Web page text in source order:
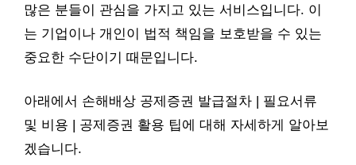
많은 분들이 관심을 가지고 있는 서비스입니다. 이
는 기업이나 개인이 법적 책임을 보호받을 수 있는
중요한 수단이기 때문입니다.
아래에서 손해배상 공제증권 발급절차 | 필요서류
및 비용 | 공제증권 활용 팁에 대해 자세하게 알아보
겠습니다.